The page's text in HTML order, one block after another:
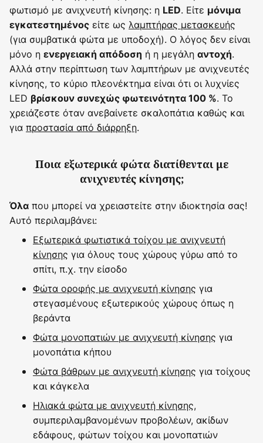
φωτισμό με ανιχνευτή κίνησης: η LED. Είτε μόνιμα
εγκατεστημένος είτε ως λαμπτήρας μετασκευής
(για συμβατικά φώτα με υποδοχή). Ο λόγος δεν είναι
μόνο η ενεργειακή απόδοση ή η μεγάλη αντοχή.
Αλλά στην περίπτωση των λαμπτήρων με ανιχνευτές
κίνησης, το κύριο πλεονέκτημα είναι ότι οι λυχνίες
LED βρίσκουν συνεχώς φωτεινότητα 100 %. Το
χρειάζεστε όταν ανεβαίνετε σκαλοπάτια καθώς και
για προστασία από διάρρηξη.
Ποια εξωτερικά φώτα διατίθενται με
ανιχνευτές κίνησης;
Όλα που μπορεί να χρειαστείτε στην ιδιοκτησία σας!
Αυτό περιλαμβάνει:
Εξωτερικά φωτιστικά τοίχου με ανιχνευτή
κίνησης για όλους τους χώρους γύρω από το
σπίτι, π.χ. την είσοδο
Φώτα οροφής με ανιχνευτή κίνησης για
στεγασμένους εξωτερικούς χώρους όπως η
βεράντα
Φώτα μονοπατιών με ανιχνευτή κίνησης για
μονοπάτια κήπου
Φώτα βάθρων με ανιχνευτή κίνησης για τοίχους
και κάγκελα
Ηλιακά φώτα με ανιχνευτή κίνησης,
συμπεριλαμβανομένων προβολέων, ακίδων
εδάφους, φώτων τοίχου και μονοπατιών